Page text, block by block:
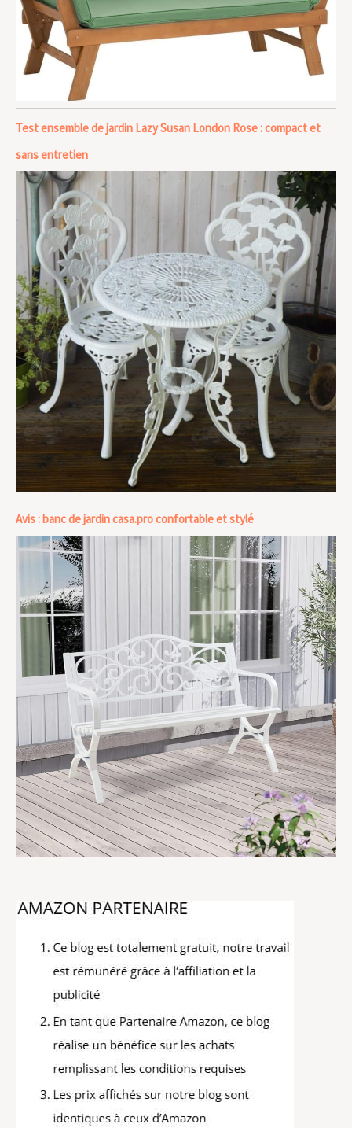
Test ensemble de jardin Lazy Susan London Rose : compact et
sans entretien
Avis : banc de jardin casa.pro confortable et stylé